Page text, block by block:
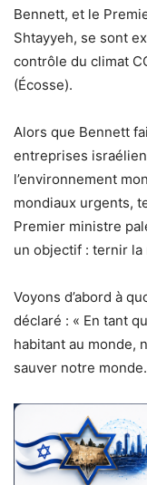
Bennett, et le
Shtayyeh, se sont
contrôle du climat
(Écosse).
Alors que Bennett
entreprises
l’environnement
mondiaux urgents,
Premier ministre
un objectif : ternir la
Voyons d’abord à
déclaré : « En tant
habitant au monde,
sauver notre monde.